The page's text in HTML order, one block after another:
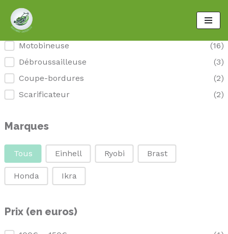
Aller
au
contenu
Outil de jardin
Motobineuse
(16)
Débroussailleuse
(3)
Coupe-bordures
(2)
Scarificateur
(2)
Marques
Marques
Tous Einhell Ryobi Brast
Honda Ikra
Prix (en euros)